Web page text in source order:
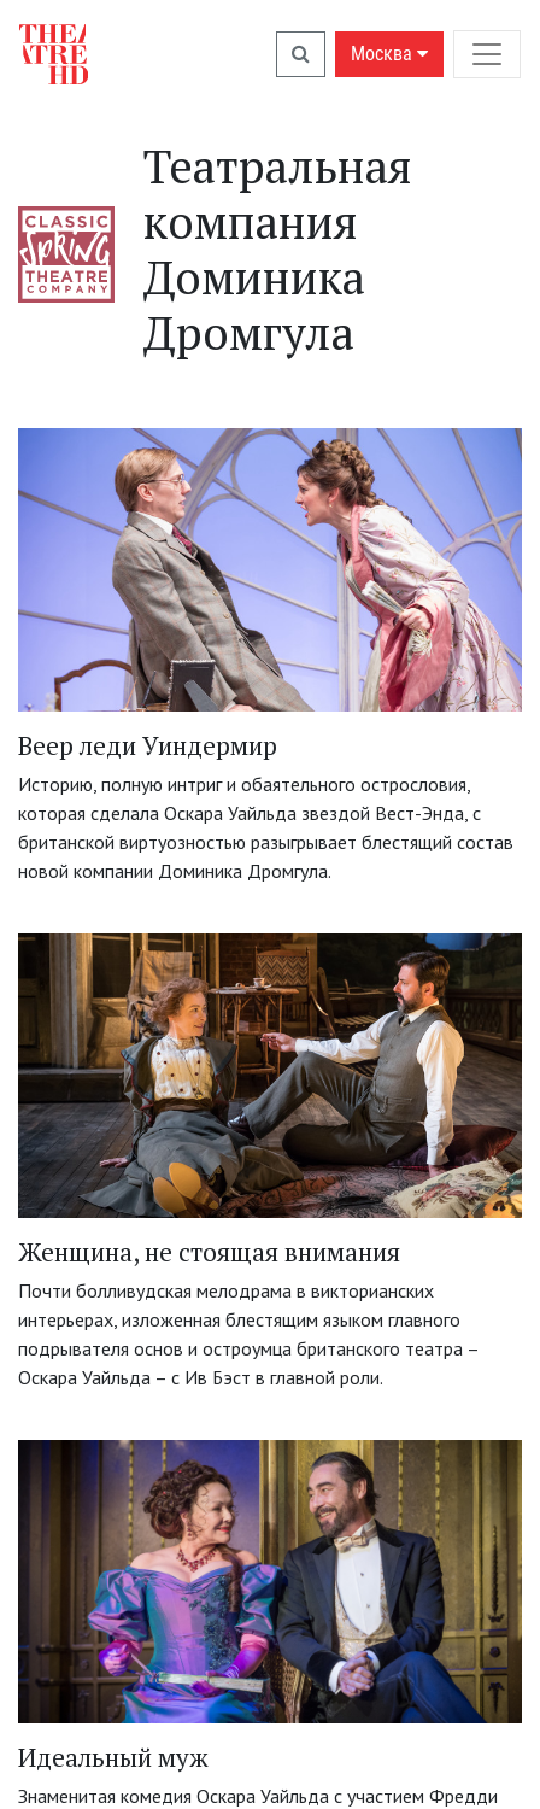
Москва
Театральная
компания
Доминика
Дромгула
Веер леди Уиндермир
Историю, полную интриг и обаятельного острословия,
которая сделала Оскара Уайльда звездой Вест-Энда, с
британской виртуозностью разыгрывает блестящий состав
новой компании Доминика Дромгула.
Женщина, не стоящая внимания
Почти болливудская мелодрама в викторианских
интерьерах, изложенная блестящим языком главного
подрывателя основ и остроумца британского театра –
Оскара Уайльда – с Ив Бэст в главной роли.
Идеальный муж
Знаменитая комедия Оскара Уайльда с участием Фредди